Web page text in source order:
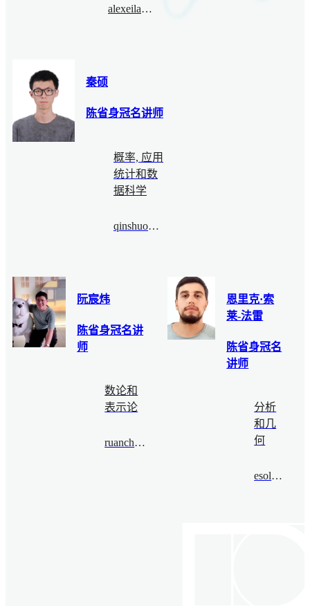
alexeilatyntsev@bimsa.cn
秦硕
陈省身冠名讲师
概率, 应用
统计和数
据科学
qinshuo@bimsa.cn
阮宸炜
陈省身冠名讲
师
数论和
表示论
ruanchenwei@bimsa.cn
恩里克·索
莱-法雷
陈省身冠名
讲师
分析
和几
何
esolefarre@bimsa.cn